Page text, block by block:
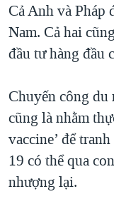
Cả Anh và Pháp
Nam. Cả hai
đầu tư hàng đầu
Chuyến công du
cũng là nhằm
vaccine’ để
19 có thể qua
nhượng lại.